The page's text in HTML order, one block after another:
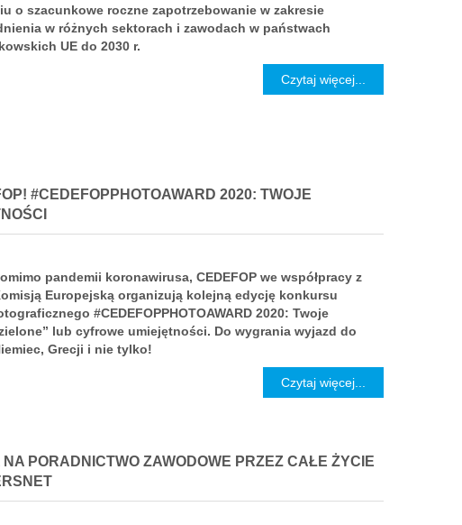
o szacunkowe roczne zapotrzebowanie w zakresie
w różnych sektorach i zawodach w państwach
UE do 2030 r.
Czytaj więcej...
#CEDEFOPPHOTOAWARD 2020: TWOJE
pandemii koronawirusa, CEDEFOP we współpracy z
Europejską organizują kolejną edycję konkursu
#CEDEFOPPHOTOAWARD 2020: Twoje
lub cyfrowe umiejętności. Do wygrania wyjazd do
Grecji i nie tylko!
Czytaj więcej...
PORADNICTWO ZAWODOWE PRZEZ CAŁE ŻYCIE